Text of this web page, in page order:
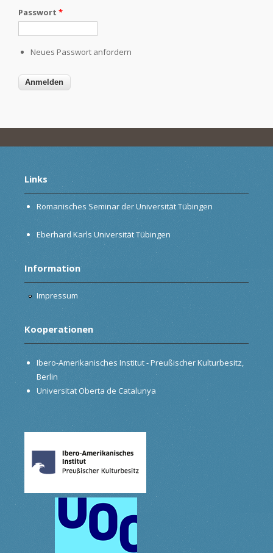
Passwort *
Neues Passwort anfordern
Links
Romanisches Seminar der Universität Tübingen
Eberhard Karls Universität Tübingen
Information
Impressum
Kooperationen
Ibero-Amerikanisches Institut - Preußischer Kulturbesitz,
Berlin
Universitat Oberta de Catalunya